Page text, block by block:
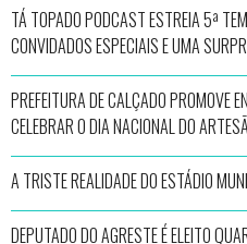
TÁ TOPADO PODCAST ESTREIA 5ª
CONVIDADOS ESPECIAIS E UMA
PREFEITURA DE CALÇADO PROMOVE
CELEBRAR O DIA NACIONAL DO
A TRISTE REALIDADE DO ESTÁDIO
DEPUTADO DO AGRESTE É ELEITO